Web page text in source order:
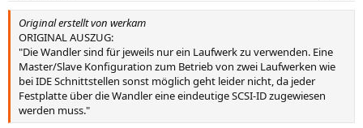
Original erstellt von werkam
ORIGINAL AUSZUG:
"Die Wandler sind für jeweils nur ein Laufwerk zu verwenden. Eine
Master/Slave Konfiguration zum Betrieb von zwei Laufwerken wie
bei IDE Schnittstellen sonst möglich geht leider nicht, da jeder
Festplatte über die Wandler eine eindeutige SCSI-ID zugewiesen
werden muss."